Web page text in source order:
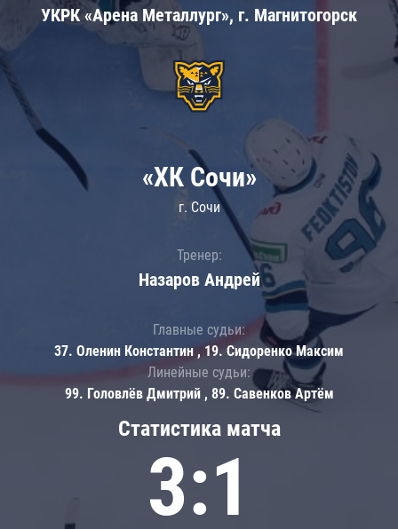
УКРК «Арена Металлург», г. Магнитогорск
Статистика матча
3:1
«ХК Сочи»
г. Сочи
Тренер:
Назаров Андрей
Главные судьи:
37. Оленин Константин , 19. Сидоренко Максим
Линейные судьи:
99. Головлёв Дмитрий , 89. Савенков Артём